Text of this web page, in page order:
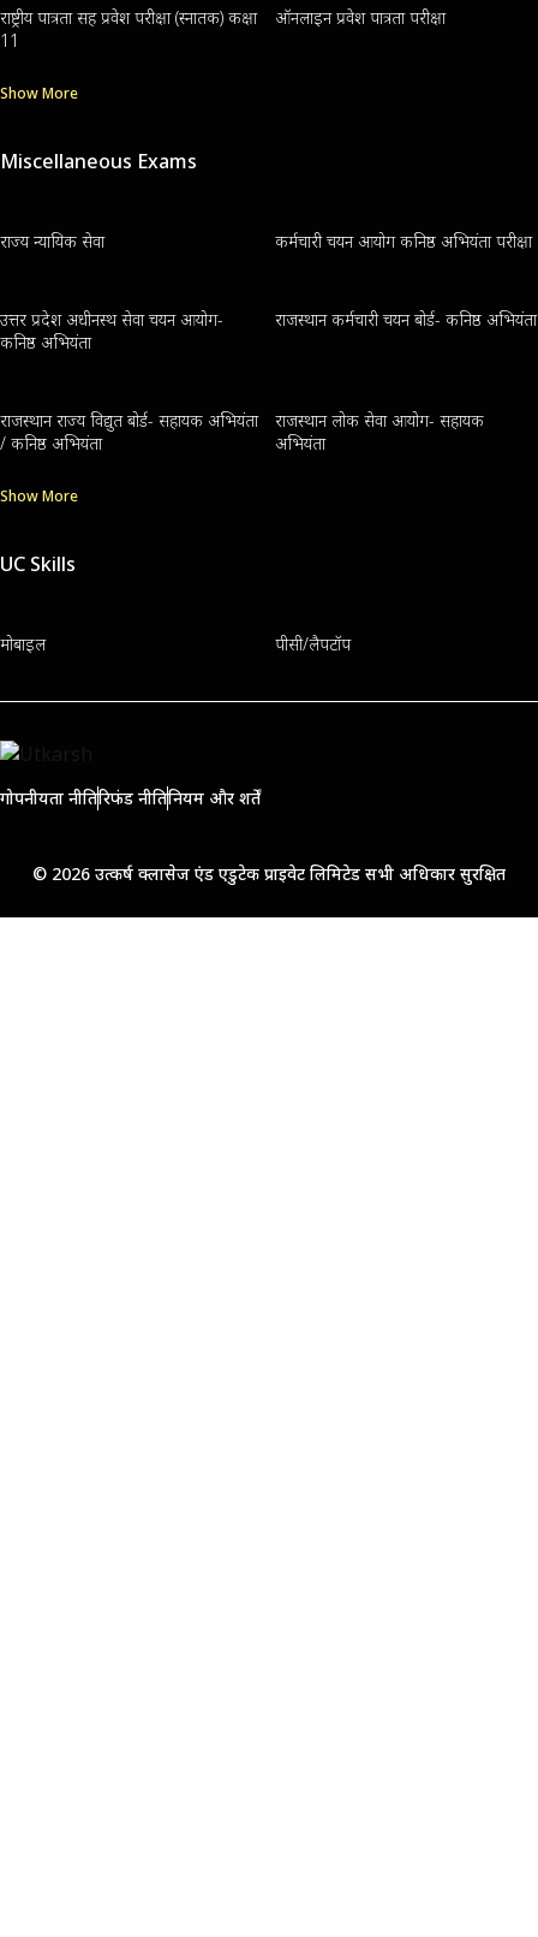
राष्ट्रीय पात्रता सह प्रवेश परीक्षा (स्नातक) कक्षा
11
ऑनलाइन प्रवेश पात्रता परीक्षा
Show More
Miscellaneous Exams
राज्य न्यायिक सेवा कर्मचारी चयन आयोग कनिष्ठ अभियंता परीक्षा
उत्तर प्रदेश अधीनस्थ सेवा चयन आयोग-
कनिष्ठ अभियंता
राजस्थान कर्मचारी चयन बोर्ड- कनिष्ठ अभियंता
राजस्थान राज्य विद्युत बोर्ड- सहायक अभियंता
/ कनिष्ठ अभियंता
राजस्थान लोक सेवा आयोग- सहायक
अभियंता
Show More
UC Skills
मोबाइल पीसी/लैपटॉप
गोपनीयता नीतिरिफंड नीतिनियम और शर्तें
© 2026 उत्कर्ष क्लासेज एंड एडुटेक प्राइवेट लिमिटेड सभी अधिकार सुरक्षित